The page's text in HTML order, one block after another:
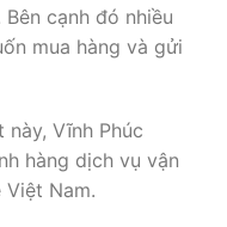
cạnh đó nhiều
mua hàng và gửi
Vĩnh Phúc
hàng dịch vụ vận
Việt Nam.